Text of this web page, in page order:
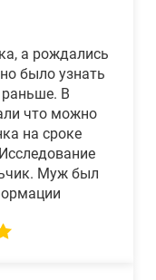
а рождались
было узнать
В
что можно
на сроке
Муж был